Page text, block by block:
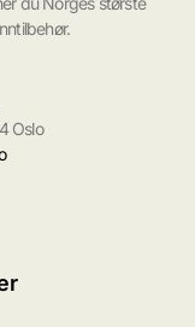
Oslo